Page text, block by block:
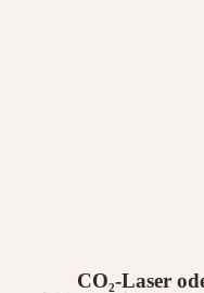
CO₂-Laser